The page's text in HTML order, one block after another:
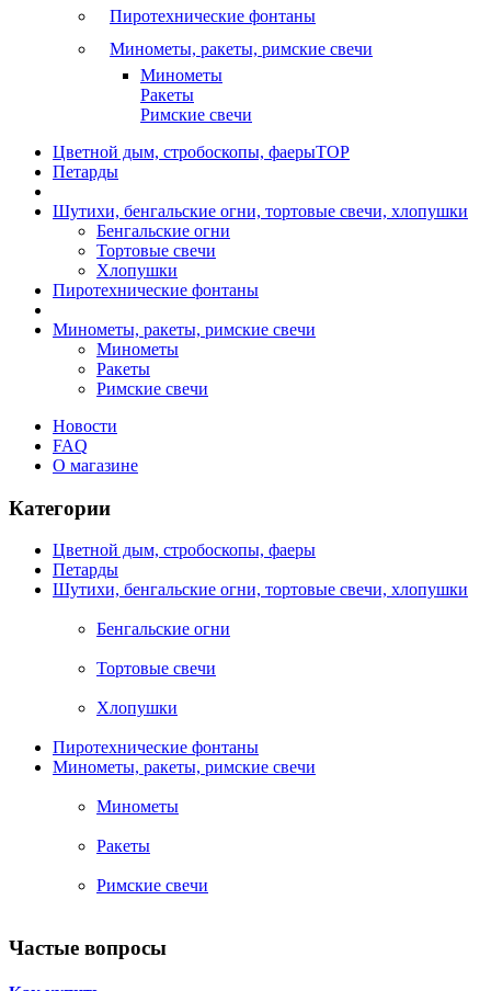
Пиротехнические фонтаны
Минометы, ракеты, римские свечи
Минометы
Ракеты
Римские свечи
Цветной дым, стробоскопы, фаерыTOP
Петарды
Шутихи, бенгальские огни, тортовые свечи, хлопушки
Бенгальские огни
Тортовые свечи
Хлопушки
Пиротехнические фонтаны
Минометы, ракеты, римские свечи
Минометы
Ракеты
Римские свечи
Новости
FAQ
О магазине
Категории
Цветной дым, стробоскопы, фаеры
Петарды
Шутихи, бенгальские огни, тортовые свечи, хлопушки
Бенгальские огни
Тортовые свечи
Хлопушки
Пиротехнические фонтаны
Минометы, ракеты, римские свечи
Минометы
Ракеты
Римские свечи
Частые вопросы